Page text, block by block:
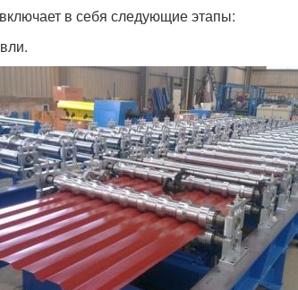
в себя следующие этапы: